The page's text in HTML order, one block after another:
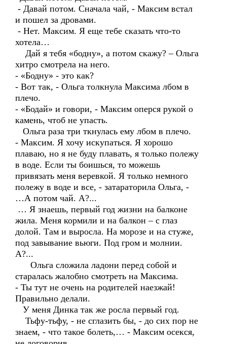
- Давай потом. Сначала чай, - Максим встал
и пошел за дровами.
- Нет. Максим. Я еще тебе сказать что-то
хотела…
Дай я тебя «бодну», а потом скажу? – Ольга
хитро смотрела на него.
- «Бодну» - это как?
- Вот так, - Ольга толкнула Максима лбом в
плечо.
- «Бодай» и говори, - Максим оперся рукой о
камень, чтоб не упасть.
Ольга раза три ткнулась ему лбом в плечо.
- Максим. Я хочу искупаться. Я хорошо
плаваю, но я не буду плавать, я только полежу
в воде. Если ты боишься, то можешь
привязать меня веревкой. Я только немного
полежу в воде и все, - затараторила Ольга, -
…А потом чай. А?...
… Я знаешь, первый год жизни на балконе
жила. Меня кормили и на балкон – с глаз
долой. Там и выросла. На морозе и на стуже,
под завывание вьюги. Под гром и молнии.
А?...
Ольга сложила ладони перед собой и
старалась жалобно смотреть на Максима.
- Ты тут не очень на родителей наезжай!
Правильно делали.
У меня Динка так же росла первый год.
Тьфу-тьфу, - не сглазить бы, - до сих пор не
знаем, - что такое болеть,… - Максим осекся,